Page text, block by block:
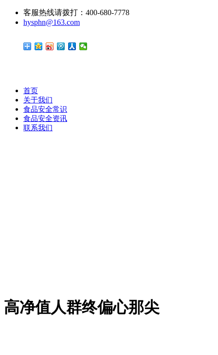
客服热线请拨打：400-680-7778
hysphn@163.com
首页
关于我们
食品安全常识
食品安全资讯
联系我们
高净值人群终偏心那尖